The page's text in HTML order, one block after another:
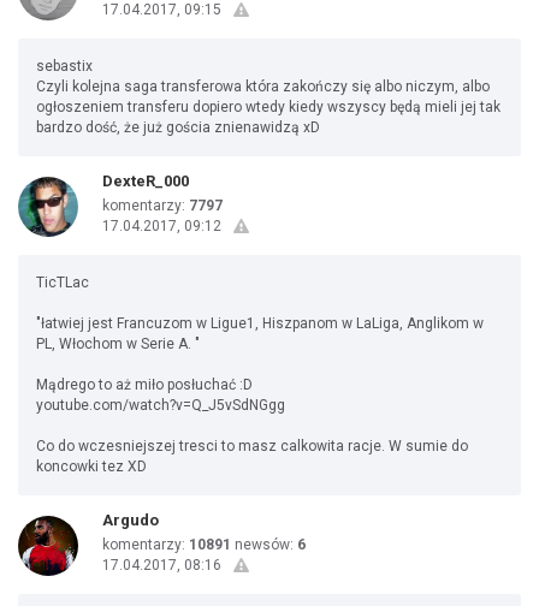
17.04.2017, 09:15
sebastix
Czyli kolejna saga transferowa która zakończy się albo niczym, albo
ogłoszeniem transferu dopiero wtedy kiedy wszyscy będą mieli jej tak
bardzo dość, że już gościa znienawidzą xD
DexteR_000
komentarzy: 7797
17.04.2017, 09:12
TicTLac
"łatwiej jest Francuzom w Ligue1, Hiszpanom w LaLiga, Anglikom w
PL, Włochom w Serie A. "
Mądrego to aż miło posłuchać :D
youtube.com/watch?v=Q_J5vSdNGgg
Co do wczesniejszej tresci to masz calkowita racje. W sumie do
koncowki tez XD
Argudo
komentarzy: 10891 newsów: 6
17.04.2017, 08:16